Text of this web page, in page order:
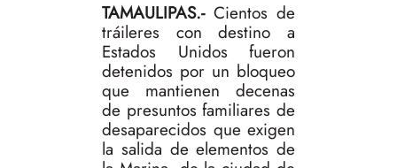
TAMAULIPAS.- Cientos de
tráileres con destino a
Estados Unidos fueron
detenidos por un bloqueo
que mantienen decenas
de presuntos familiares de
desaparecidos que exigen
la salida de elementos de